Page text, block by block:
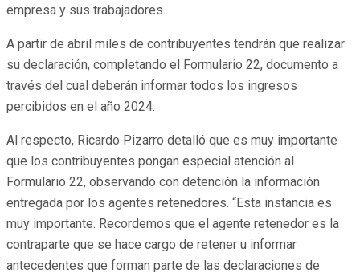
empresa y sus trabajadores.
A partir de abril miles de contribuyentes tendrán que realizar
su declaración, completando el Formulario 22, documento a
través del cual deberán informar todos los ingresos
percibidos en el año 2024.
Al respecto, Ricardo Pizarro detalló que es muy importante
que los contribuyentes pongan especial atención al
Formulario 22, observando con detención la información
entregada por los agentes retenedores. “Esta instancia es
muy importante. Recordemos que el agente retenedor es la
contraparte que se hace cargo de retener u informar
antecedentes que forman parte de las declaraciones de